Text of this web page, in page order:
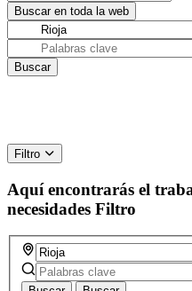
Filtro
Aquí encontrarás el
necesidades Filtro